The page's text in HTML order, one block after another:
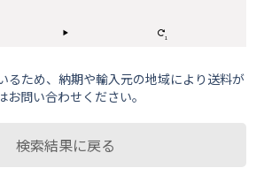
るため、納期や輸⼊元の地域により送料が
問い合わせください。
検索結果に戻る